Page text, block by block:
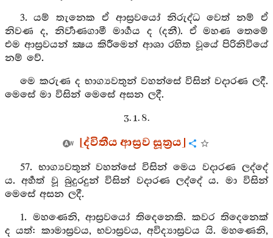
3. යම් තැනෙක ඒ ආස්‍රවයෝ නිරුද්ධ වෙත් නම් ඒ
නිවණ ද, නිර්‍වාණගාමී මාර්‍ගය ද (දනී). ඒ මහණ තෙමේ
එම ආස්‍රවයන් ක්‍ෂය කිරීමෙන් ආශා රහිත වූයේ පිරිනිවියේ
නම් වේ.
මෙ කරුණ ද භාග්‍යවතුන් වහන්සේ විසින් වදාරණ ලදී.
මෙසේ මා විසින් මෙසේ අසන ලදී.
3. 1. 8.
[ද්විතීය ආස්‍රව සූත්‍රය]
57. භාග්‍යවතුන් වහන්සේ විසින් මෙය වදාරණ ලද්දේ
ය. අර්‍හත් වූ බුදුරදුන් විසින් වදාරණ ලද්දේ ය. මා විසින්
මෙසේ අසන ලදී.
1. මහණෙනි, ආස්‍රවයෝ තිදෙනෙකි. කවර තිදෙනෙක්
ද යත්: කාමාස්‍රවය, භවාස්‍රවය, අවිද්‍යාස්‍රවය යි. මහණෙනි,